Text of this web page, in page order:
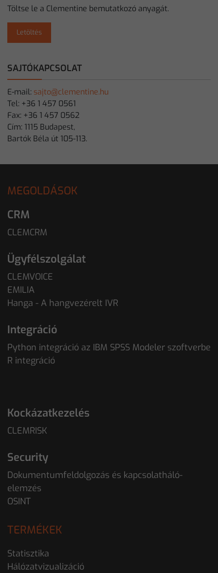
Töltse le a Clementine bemutatkozó anyagát.
Letöltés
SAJTÓKAPCSOLAT
E-mail: sajto@clementine.hu
Tel: +36 1 457 0561
Fax: +36 1 457 0562
Cím: 1115 Budapest,
Bartók Béla út 105-113.
MEGOLDÁSOK
CRM
CLEMCRM
Ügyfélszolgálat
CLEMVOICE
EMILIA
Hanga - A hangvezérelt IVR
Integráció
Python integráció az IBM SPSS Modeler szoftverbe
R integráció
Kockázatkezelés
CLEMRISK
Security
Dokumentumfeldolgozás és kapcsolatháló-
elemzés
OSINT
TERMÉKEK
Statisztika
Hálózatvizualizáció